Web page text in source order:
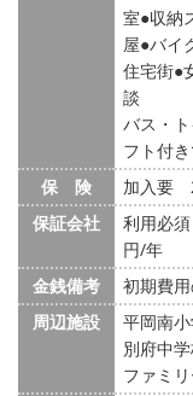
室 収納
屋 バイ
住宅街
談
バス・
フト付
保 険
加入要
保証会社
利用必
円/年
金銭備考
初期費
周辺施設
平岡南
別府中
ファミ